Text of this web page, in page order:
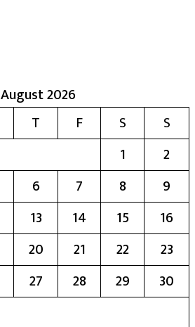
August 2026
T F S
S
1
2
6 7 8
9
13 14 15
16
20 21 22
23
27 28 29
30